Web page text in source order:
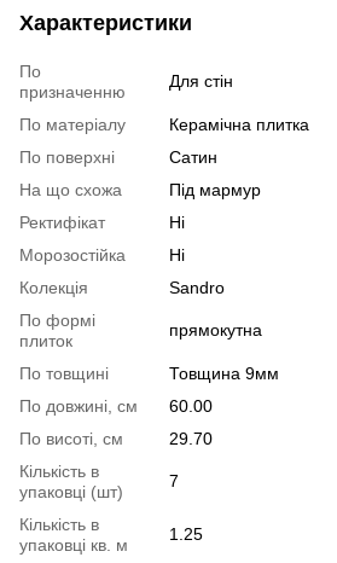
Характеристики
По
призначенню
Для стін
По матеріалу
Керамічна плитка
По поверхні
Сатин
На що схожа
Під мармур
Ректифікат
Ні
Морозостійка
Ні
Колекція
Sandro
По формі
плиток
прямокутна
По товщині
Товщина 9мм
По довжині, см
60.00
По висоті, см
29.70
Кількість в
упаковці (шт)
7
Кількість в
упаковці кв. м
1.25